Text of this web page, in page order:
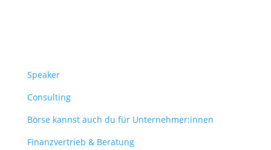
Speaker
Consulting
Börse kannst auch du für Unternehmer:innen
Finanzvertrieb & Beratung